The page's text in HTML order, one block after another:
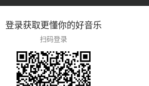
登录获取更懂你的好音乐
扫码登录